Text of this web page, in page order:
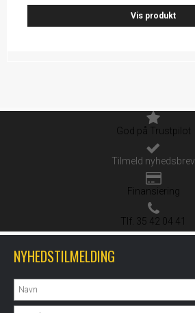
Vis produkt
God på Trustpilot
Tilmeld nyhedsbrev
Finansiering
Tlf. 35 42 04 41
NYHEDSTILMELDING